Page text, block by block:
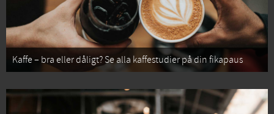
Kaffe – bra eller dåligt? Se alla kaffestudier på din fikapaus